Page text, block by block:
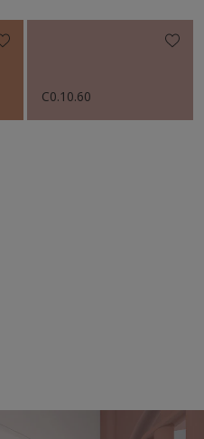
C0.10.60